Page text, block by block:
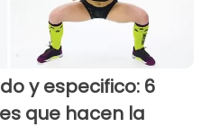
y especifico: 6
que hacen la